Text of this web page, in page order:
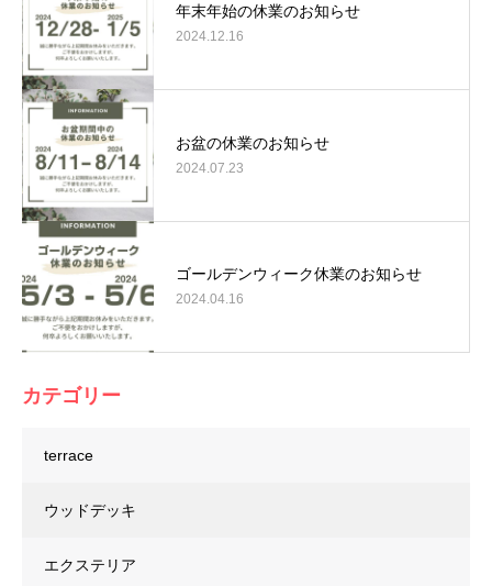
年末年始の休業のお知らせ
2024.12.16
お盆の休業のお知らせ
2024.07.23
ゴールデンウィーク休業のお知らせ
2024.04.16
カテゴリー
terrace
ウッドデッキ
エクステリア